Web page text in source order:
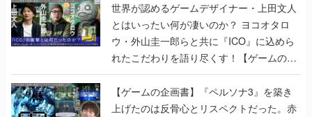
世界が認めるゲームデザイナー・上田文人
とはいったい何が凄いのか？ ヨコオタロ
ウ・外山圭一郎らと共に『ICO』に込めら
れたこだわりを語り尽くす！【ゲームの企
画書】
【ゲームの企画書】『ペルソナ3』を築き
上げたのは反骨心とリスペクトだった。赤